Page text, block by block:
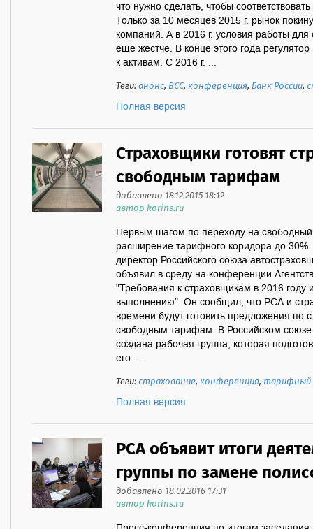
что нужно сделать, чтобы
Только за 10 месяцев 2015 г. рынок
компаний. А в 2016 г. условия работы для
еще жестче. В конце этого года
к активам. С 2016 г. ...
Теги:анонс, ВСС,конференция, Банк России,
Полная версия
Страховщики готовят
свободным тарифам
добавлено 18.12.2015 18:12
автор korins.ru
Первым шагом по переходу на
расширение тарифного коридора до
директор Российского союза
объявил в среду на конференции
"Требования к страховщикам в 2016 году
выполнению". Он сообщил, что РСА и
времени будут готовить предложения по
свободным тарифам. В Российском
создана рабочая группа, которая
его ...
Теги:страхование,конференция,тарифный
Полная версия
РСА объявит итоги
группы по замене
добавлено 18.02.2016 17:31
автор korins.ru